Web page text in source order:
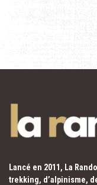
Lancé en 2011, La
trekking, d’alpinisme,